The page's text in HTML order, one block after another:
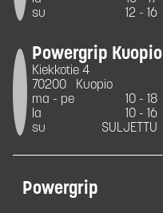
su
12 - 16
Powergrip Kuopio
Kiekkotie 4
70200
Kuopio
ma - pe
10 - 18
la
10 - 16
su
SULJETTU
Powergrip